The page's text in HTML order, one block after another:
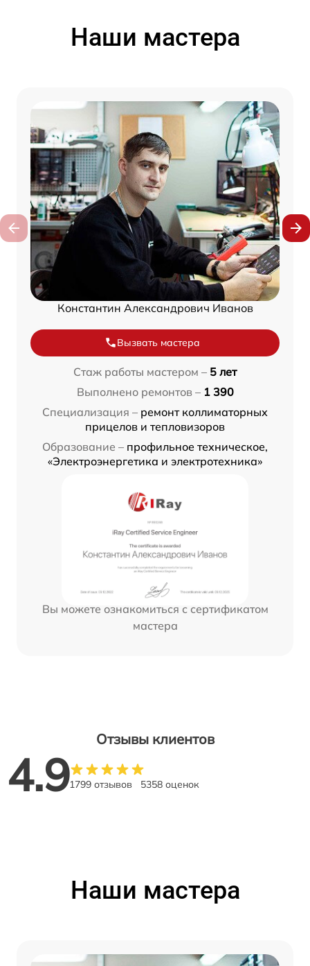
Наши мастера
Константин Александрович Иванов
Вызвать мастера
Стаж работы мастером – 5 лет
Выполнено ремонтов – 1 390
Специализация – ремонт коллиматорных
прицелов и тепловизоров
Образование – профильное техническое,
«Электроэнергетика и электротехника»
Вы можете ознакомиться с сертификатом
мастера
Отзывы клиентов
4.91799 отзывов 5358 оценок
Наши мастера